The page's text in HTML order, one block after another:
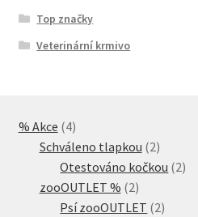
Top značky
Veterinární krmivo
% Akce 44
produkty
Schváleno tlapkou 22
produkty
Otestováno kočkou 22
zooOUTLET % 22
produkty
Psí zooOUTLET 22